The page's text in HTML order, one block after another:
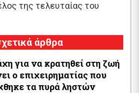
της τελευταίας του
άρθρα
για να κρατηθεί στη ζωή
ο επιχειρηματίας που
τα πυρά ληστών